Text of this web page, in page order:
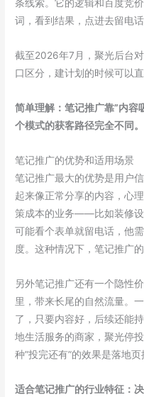
条线索。它的逻辑和百度竞
词，看到结果，点进去留电话
截至2026年7月，聚光后台
口区分，建计划的时候可以
简单理解：笔记推广靠”内容
个模式的获客路径完全不同。
笔记推广的优势和适用场景
笔记推广最大的优势是用户
起来像正常分享的内容，心
策成本的业务——比如装修设
可能看个表单就留电话，他
度。这种情况下，笔记推广
另外笔记推广还有一个隐性
里，带来长尾的自然流量。
了，只要内容好，后续还能
地生活服务的商家，聚光停
种”投完还有”的效果是落地页
适合笔记推广的行业特征：